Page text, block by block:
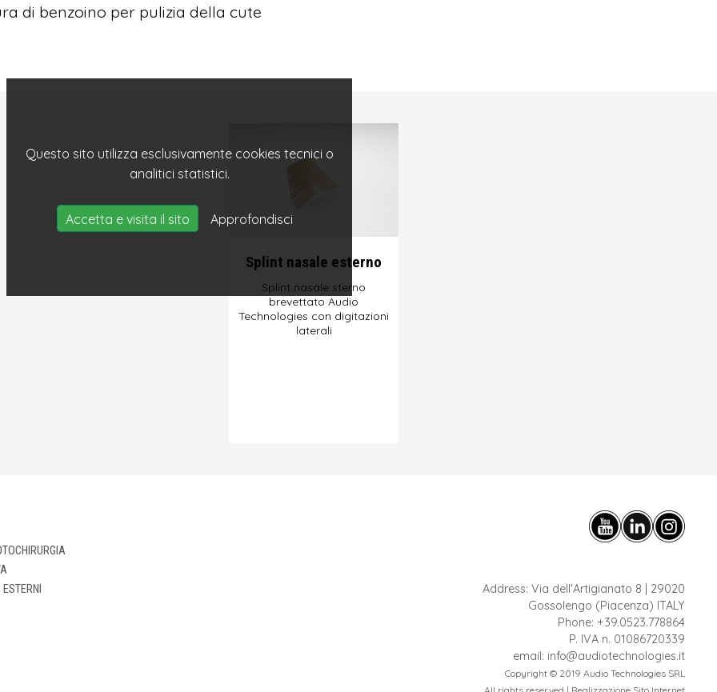
Questo sito utilizza esclusivamente cookies tecnici o
analitici statistici.
Accetta e visita il sito Approfondisci
di benzoino per pulizia della cute
Splint nasale esterno
Splint nasale sterno
brevettato Audio
Technologies con digitazioni
laterali
Address: Via dell'Artigianato 8 | 29020
Gossolengo (Piacenza) ITALY
Phone: +39.0523.778864
P. IVA n. 01086720339
email: info@audiotechnologies.it
Copyright © 2019 Audio Technologies SRL